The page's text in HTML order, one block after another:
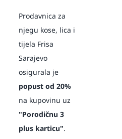
Prodavnica za
njegu kose, lica i
tijela Frisa
Sarajevo
osigurala je
popust od 20%
na kupovinu uz
"Porodičnu 3
plus karticu".